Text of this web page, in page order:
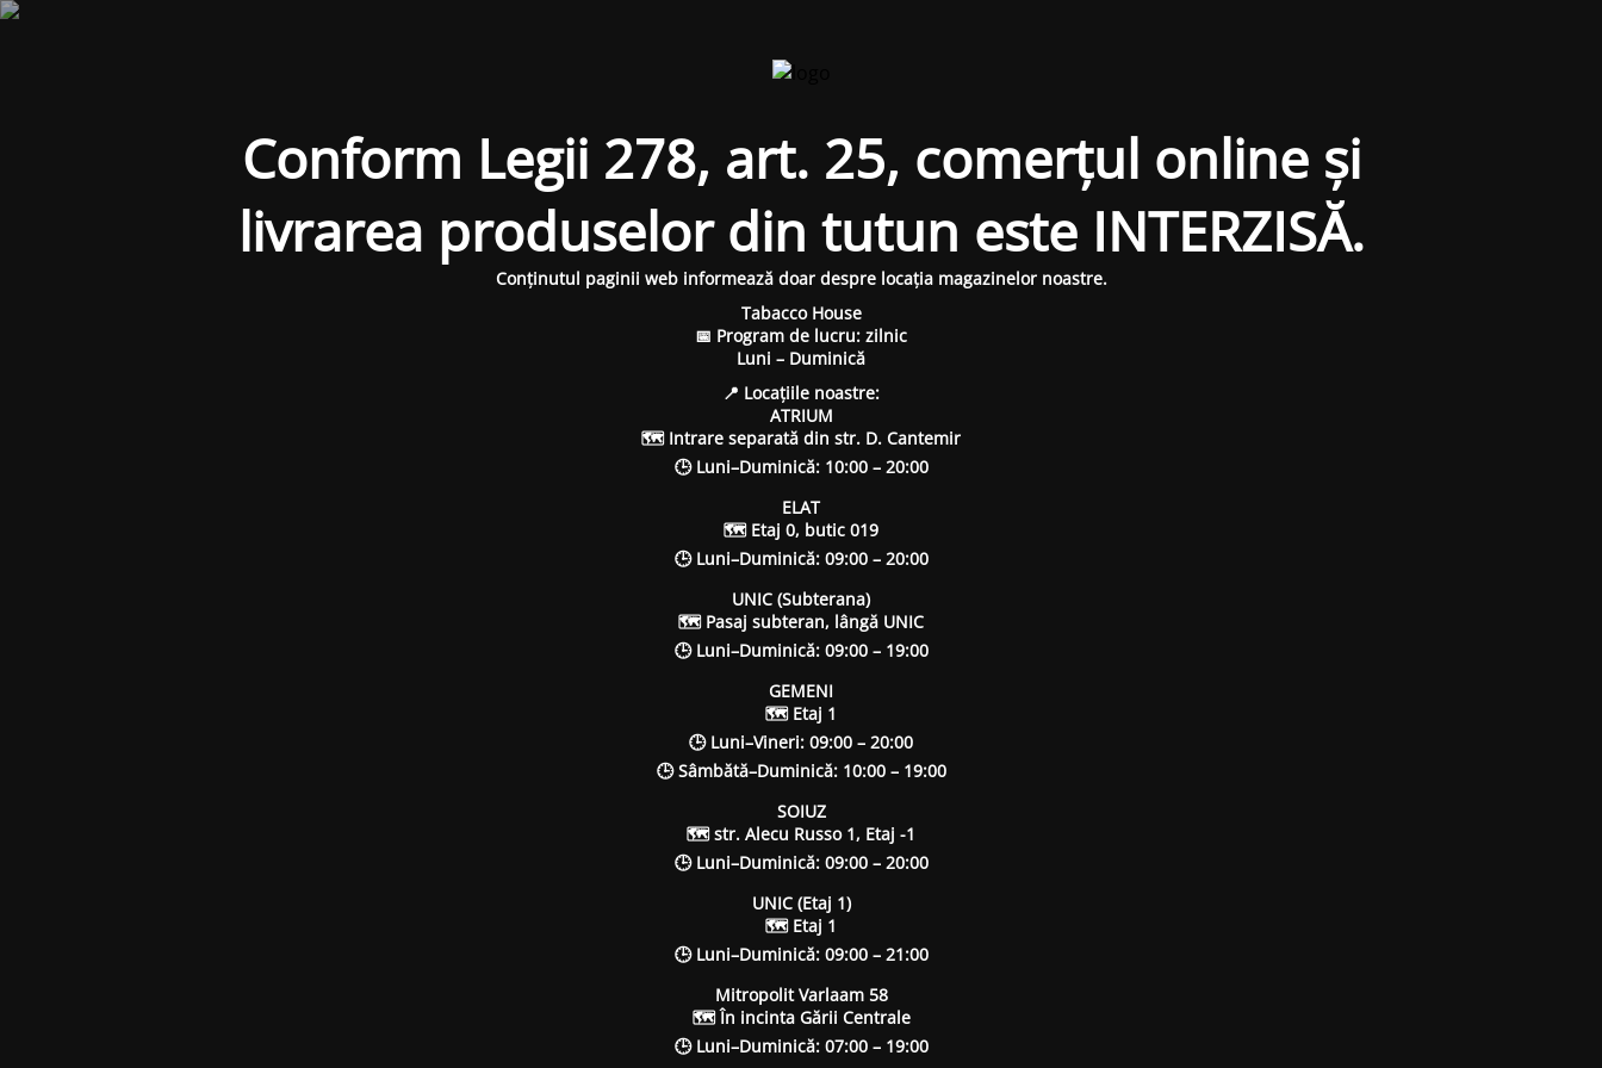
Conform Legii 278, art. 25, comerțul online și
livrarea produselor din tutun este INTERZISĂ.
Conținutul paginii web informează doar despre locația magazinelor noastre.
Tabacco House
📅 Program de lucru: zilnic
Luni – Duminică
📍 Locațiile noastre:
ATRIUM
🗺 Intrare separată din str. D. Cantemir
🕒 Luni–Duminică: 10:00 – 20:00
ELAT
🗺 Etaj 0, butic 019
🕒 Luni–Duminică: 09:00 – 20:00
UNIC (Subterana)
🗺 Pasaj subteran, lângă UNIC
🕒 Luni–Duminică: 09:00 – 19:00
GEMENI
🗺 Etaj 1
🕒 Luni–Vineri: 09:00 – 20:00
🕒 Sâmbătă–Duminică: 10:00 – 19:00
SOIUZ
🗺 str. Alecu Russo 1, Etaj -1
🕒 Luni–Duminică: 09:00 – 20:00
UNIC (Etaj 1)
🗺 Etaj 1
🕒 Luni–Duminică: 09:00 – 21:00
Mitropolit Varlaam 58
🗺 În incinta Gării Centrale
🕒 Luni–Duminică: 07:00 – 19:00